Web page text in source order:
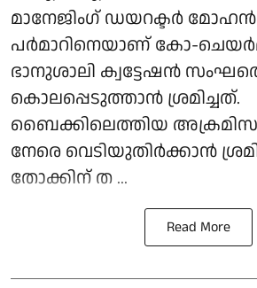
മാനേജിംഗ് ഡയറക്ടർ
പർമാറിനെയാണ് കോ-
ഭാനുശാലി ക്വട്ടേഷൻ
കൊലപ്പെടുത്താൻ ശ്രമിച്ചത്.
ബൈക്കിലെത്തിയ
നേരെ വെടിയുതിർക്കാൻ
തോക്കിന് ത ...
Read More